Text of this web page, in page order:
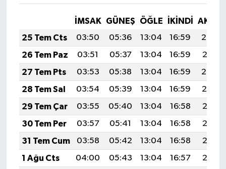
İMSAK GÜNEŞ ÖĞLE İKINDI
25 Tem Cts
03:50 05:36 13:04 16:59
20:22
26 Tem Paz
03:51 05:37 13:04 16:59
20:21
27 Tem Pts
03:53 05:38 13:04 16:59
20:20
28 Tem Sal
03:54 05:39 13:04 16:59
20:19
29 Tem Çar
03:55 05:40 13:04 16:58
20:18
30 Tem Per
03:57 05:41 13:04 16:58
20:17
31 Tem Cum
03:58 05:42 13:04 16:58
20:16
1 Ağu Cts
04:00 05:43 13:04 16:57
20:15